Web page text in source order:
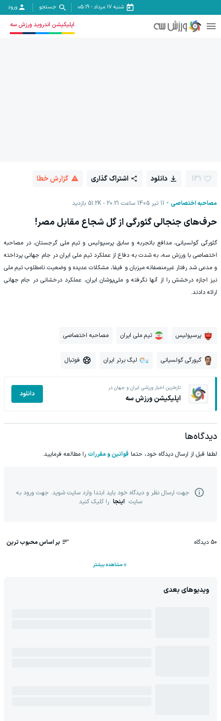
شنبه ۱۷ مرداد -
05:19 جستجو ورود
اپلیکیشن اندروید ورزش سه
مصاحبه اختصاصی 11 تیر 1405 ساعت 20:21 51.2K بازدید
131 دانلود اشتراک گذاری گزارش خطا
حرف‌های جنجالی گئورگی از گل شجاع مقابل مصر!
گئورگی گولسیانی، مدافع باتجربه و سابق پرسپولیس و تیم ملی گرجستان، در مصاحبه
اختصاصی با ورزش سه، به شدت به دفاع از عملکرد تیم ملی ایران در جام جهانی پرداخته
و مدعی شد رفتار غیرمنصفانه میزبان و فیفا، مشکلات عدیده و وضعیت نامطلوب تیم ملی
نیز اجازه درخشش را از آنها نگرفته و ملی‌پوشان ایران، عملکرد درخشانی در جام جهانی
ارائه دادند.
پرسپولیس تیم ملی ایران مصاحبه اختصاصی
گیورگی گولسیانی لیگ برتر ایران فوتبال
تازه‌ترین اخبار ورزشی ایران و جهان در
اپلیکیشن ورزش سه دانلود
دیدگاه‌ها
لطفا قبل از ارسال دیدگاه خود، حتما قوانین و مقررات را مطالعه فرمایید.
جهت ارسال نظر و دیدگاه خود باید ابتدا وارد سایت شوید. جهت ورود به
سایت اینجا را کلیک کنید
50 دیدگاه بر اساس محبوب ترین
مشاهده بیشتر
ویدیوهای بعدی